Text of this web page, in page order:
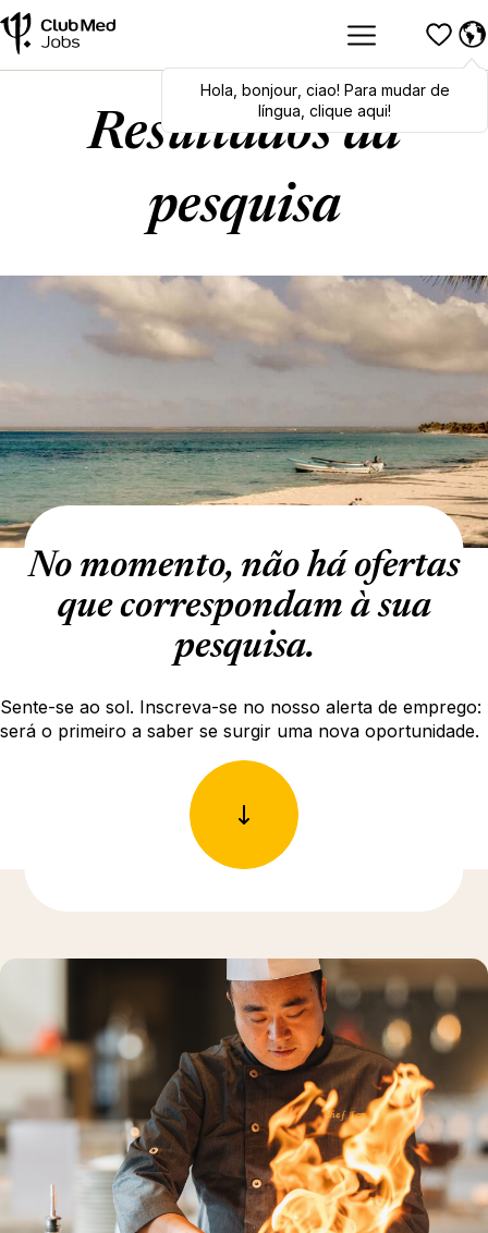
Hola,bonjour,ciao! To switch
languages, click here!
Hola bonjour, ciao! Para mudar de
língua, clique aqui!
Resultados da
pesquisa
No momento, não há ofertas
que correspondam à sua
pesquisa.
Sente-se ao sol. Inscreva-se no nosso alerta de emprego:
será o primeiro a saber se surgir uma nova oportunidade.